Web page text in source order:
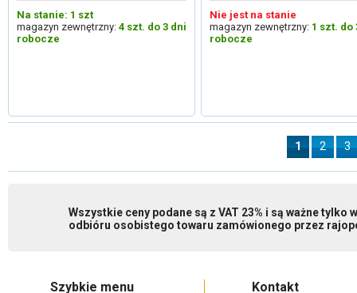
Na stanie: 1 szt
magazyn zewnętrzny: 4 szt. do 3 dni
robocze
Nie jest na stanie
magazyn zewnętrzny: 1 szt. do
robocze
1 2 3
Wszystkie ceny podane są z VAT 23% i są ważne
odbióru osobistego towaru zamówionego przez
Szybkie menu Kontakt